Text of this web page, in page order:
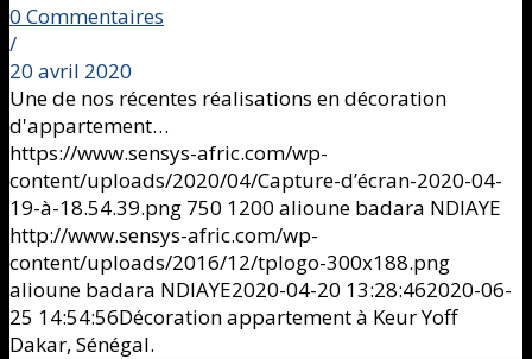
0 Commentaires
/
20 avril 2020
Une de nos récentes réalisations en décoration
d'appartement…
https://www.sensys-afric.com/wp-
content/uploads/2020/04/Capture-d’écran-2020-04-
19-à-18.54.39.png 750 1200 alioune badara NDIAYE
http://www.sensys-afric.com/wp-
content/uploads/2016/12/tplogo-300x188.png
alioune badara NDIAYE2020-04-20 13:28:462020-06-
25 14:54:56Décoration appartement à Keur Yoff
Dakar, Sénégal.